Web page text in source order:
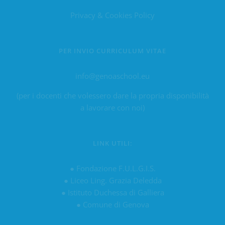
Privacy & Cookies Policy
PER INVIO CURRICULUM VITAE
info@genoaschool.eu
(per i docenti che volessero dare la propria disponibilità
a lavorare con noi)
LINK UTILI:
● Fondazione F.U.L.G.I.S.
● Liceo Ling. Grazia Deledda
● Istituto Duchessa di Galliera
● Comune di Genova